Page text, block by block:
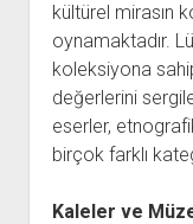
kültürel mirasın
oynamaktadır.
koleksiyona
değerlerini
eserler,
birçok farklı
Kaleler ve